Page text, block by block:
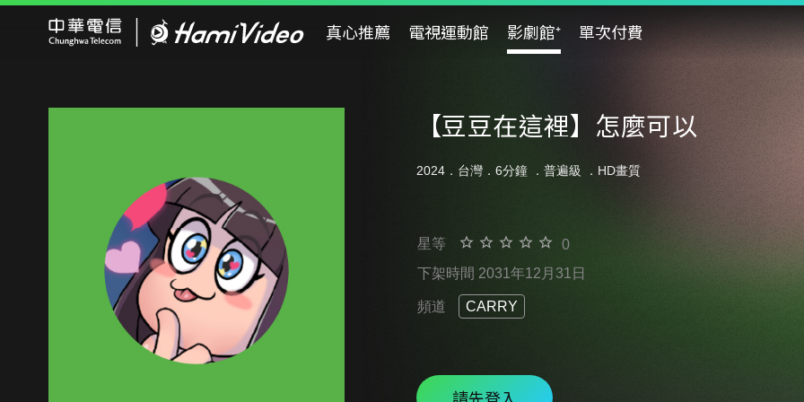
真心推薦 電視運動館 影劇館⁺ 單次付費
【豆豆在這裡】怎麼可以
2024．台灣．6分鐘 ． 普遍級 ．HD畫質
星等
0
下架時間 2031年12月31日
頻道 CARRY